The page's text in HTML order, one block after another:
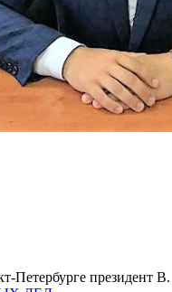
президент